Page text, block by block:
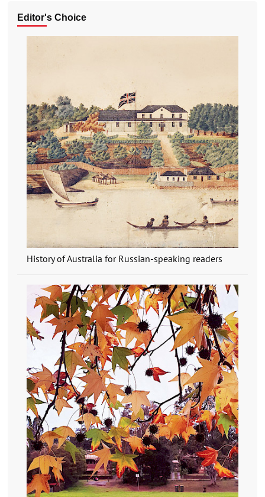
Editor's Choice
History of Australia for Russian-speaking readers